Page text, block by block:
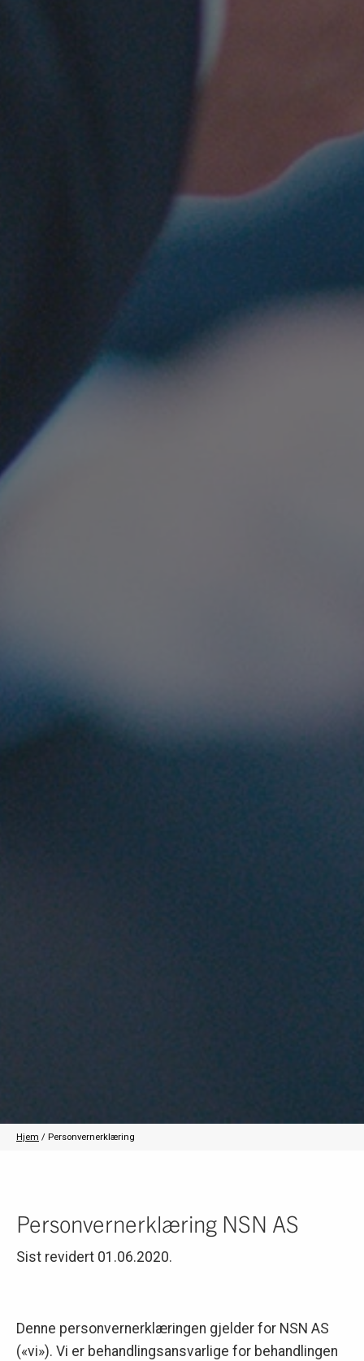
Hjem / Personvernerklæring
Personvernerklæring NSN AS
Sist revidert 01.06.2020.
Denne personvernerklæringen gjelder for NSN AS
(«vi»). Vi er behandlingsansvarlige for behandlingen